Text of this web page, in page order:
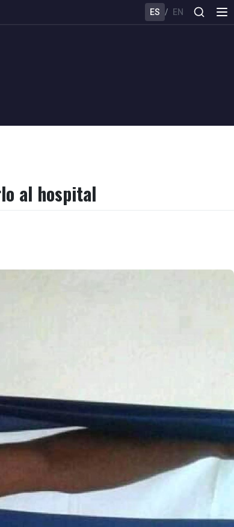
ES / EN
al hospital